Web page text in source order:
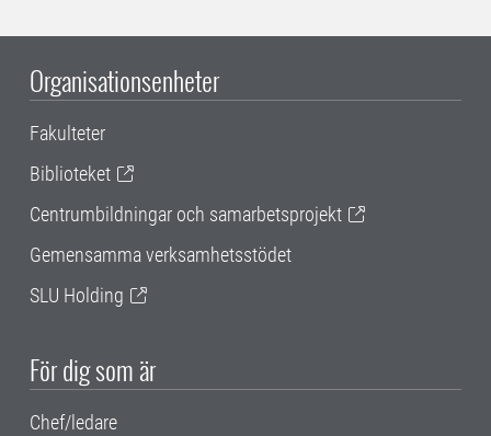
Organisationsenheter
Fakulteter
Biblioteket
Centrumbildningar och samarbetsprojekt
Gemensamma verksamhetsstödet
SLU Holding
För dig som är
Chef/ledare